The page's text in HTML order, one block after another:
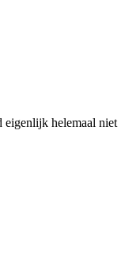
eigenlijk helemaal niet